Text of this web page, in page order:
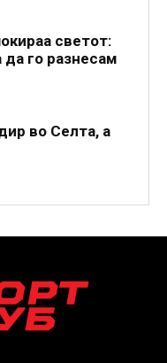
светот:
го разнесам
во Селта, а